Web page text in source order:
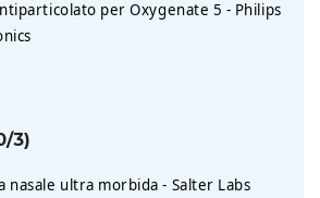
per Oxygenate 5 - Philips
3)
nasale ultra morbida - Salter Labs